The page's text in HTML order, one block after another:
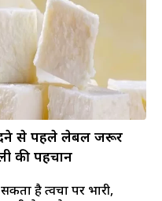
से पहले लेबल जरूर
की पहचान
है त्वचा पर भारी,